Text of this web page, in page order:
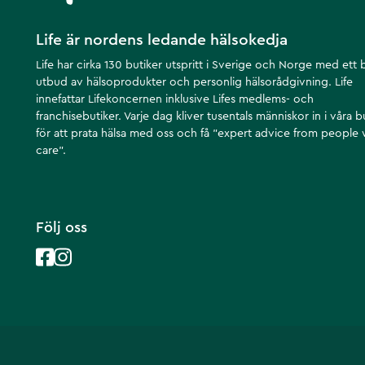
Life är nordens ledande hälsokedja
Life har cirka 130 butiker utspritt i Sverige och Norge med ett
utbud av hälsoprodukter och personlig hälsorådgivning. Life
innefattar Lifekoncernen inklusive Lifes medlems- och
franchisebutiker. Varje dag kliver tusentals människor in i våra
för att prata hälsa med oss och få ”expert advice from people
care”.
Följ oss